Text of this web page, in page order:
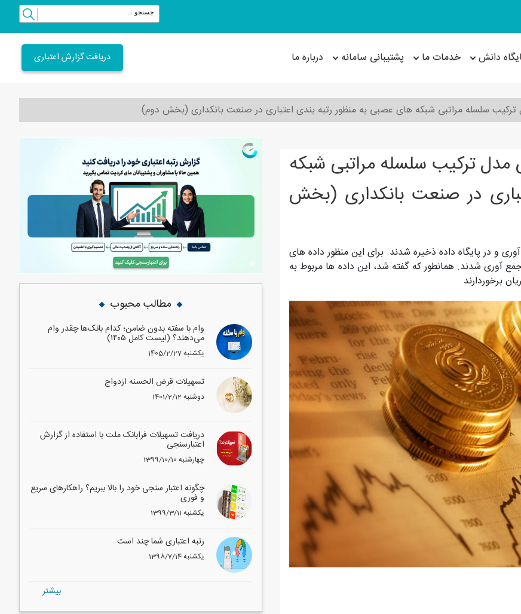
دانش خدمات ما پشتیبانی سامانه درباره ما دریافت گزارش اعتباری
سلسله مراتبی شبکه های عصبی به منظور رتبه بندی اعتباری در صنعت بانکداری (بخش دوم)
ترکیب سلسله مراتبی شبکه
در صنعت بانکداری (بخش
و در پایگاه داده ذخیره شدند. برای این منظور داده های
جمع آوری شدند. همانطور که گفته شد، این داده ها مربوط به
برخوردارند
مطالب محبوب
وام با سفته بدون ضامن؛ کدام بانک‌ها چقدر وام
می‌دهند؟ (لیست کامل ۱۴۰۵)
1405/2/27 یکشنبه
تسهیلات قرض الحسنه ازدواج
1401/2/12 دوشنبه
دریافت تسهیلات فرابانک ملت با استفاده از گزارش
اعتبارسنجی
1399/10/10 چهارشنبه
چگونه اعتبار سنجی خود را بالا ببریم؟ راهکارهای سریع
و فوری
1399/3/11 یکشنبه
رتبه اعتباری شما چند است
1398/7/14 یکشنبه
بيشتر